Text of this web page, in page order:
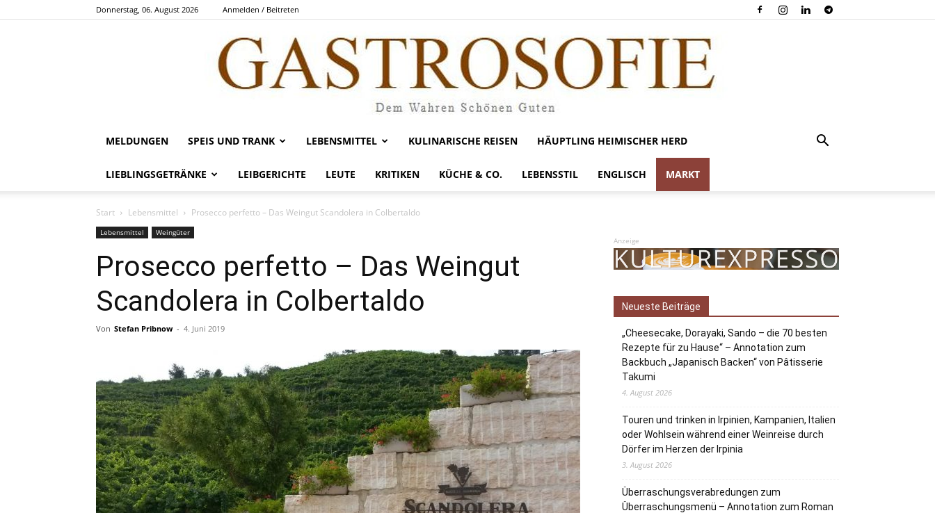
Donnerstag, 06. August 2026 Anmelden / Beitreten
Gastrosofie
MELDUNGEN SPEIS UND TRANK LEBENSMITTEL KULINARISCHE REISEN HÄUPTLING HEIMISCHER HERD
LIEBLINGSGETRÄNKE LEIBGERICHTE LEUTE KRITIKEN KÜCHE & CO. LEBENSSTIL ENGLISCH MARKT
Start Lebensmittel Prosecco perfetto – Das Weingut Scandolera in Colbertaldo
Lebensmittel Weingüter
Prosecco perfetto – Das Weingut
Scandolera in Colbertaldo
Von Stefan Pribnow - 4. Juni 2019
Anzeige
Neueste Beiträge
„Cheesecake, Dorayaki, Sando – die 70 besten
Rezepte für zu Hause“ – Annotation zum
Backbuch „Japanisch Backen“ von Pâtisserie
Takumi
4. August 2026
Touren und trinken in Irpinien, Kampanien, Italien
oder Wohlsein während einer Weinreise durch
Dörfer im Herzen der Irpinia
3. August 2026
Überraschungsverabredungen zum
Überraschungsmenü – Annotation zum Roman